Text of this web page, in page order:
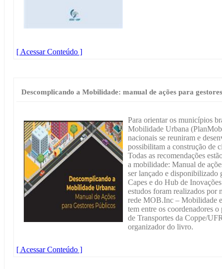
[ Acessar Conteúdo ]
Descomplicando a Mobilidade: manual de ações para
Para orientar os municípios
Mobilidade Urbana
nacionais se reuniram e
possibilitam a construção de
Todas as recomendações
a mobilidade: Manual de
ser lançado e disponibilizado
Capes e do Hub de
estudos foram realizados por
rede MOB.Inc – Mobilidade
tem entre os coordenadores
de Transportes da Coppe/
organizador do livro.
[ Acessar Conteúdo ]